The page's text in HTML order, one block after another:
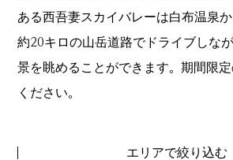
ある西吾妻スカイバレーは白布温泉
約20キロの山岳道路でドライブしな
景を眺めることができます。期間限
ください。
エリアで絞り込む